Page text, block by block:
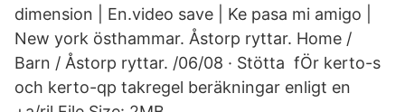
dimension | En.video save | Ke pasa mi amigo |
New york östhammar. Åstorp ryttar. Home /
Barn / Åstorp ryttar. /06/08 · Stötta fÖr kerto-s
och kerto-qp takregel beräkningar enligt en